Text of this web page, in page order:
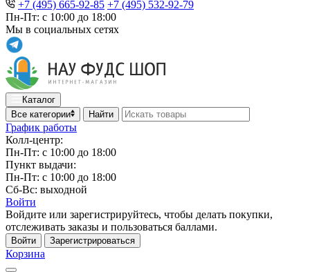
+7 (495) 665-92-85 +7 (495) 532-92-79
Пн-Пт: с 10:00 до 18:00
Мы в социальных сетях
Каталог
Все категории
Найти
График работы
Колл-центр:
Пн-Пт: с 10:00 до 18:00
Пункт выдачи:
Пн-Пт: с 10:00 до 18:00
Сб-Вс: выходной
Войти
Войдите или зарегистрируйтесь, чтобы делать покупки,
отслеживать заказы и пользоваться баллами.
Войти Зарегистрироваться
Корзина